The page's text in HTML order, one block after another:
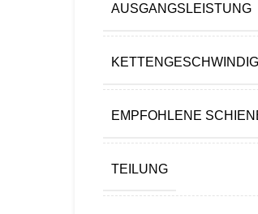
AUSGANGSLEISTUNG
EMPFOHLENE
TEILUNG